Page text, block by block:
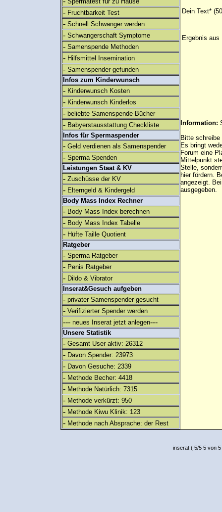
- Fruchtbarkeit Test
- Schnell Schwanger werden
- Schwangerschaft Symptome
- Samenspende Methoden
- Hilfsmittel Insemination
- Samenspender gefunden
Infos zum Kinderwunsch
- Kinderwunsch Kosten
- Kinderwunsch Kinderlos
- beliebte Samenspende Bücher
- Babyerstausstattung Checkliste
Infos für Spermaspender
- Geld verdienen als Samenspender
- Sperma Spenden
Leistungen Staat & KV
- Zuschüsse der KV
- Elterngeld & Kindergeld
Body Mass Index Rechner
- Body Mass Index berechnen
- Body Mass Index Tabelle
- Hüfte Taille Quotient
Ratgeber
- Sperma Ratgeber
- Penis Ratgeber
- Dildo & Vibrator
Inserat&Gesuch aufgeben
- privater Samenspender gesucht
- Verifizierter Spender werden
--- neues Inserat jetzt anlegen---
Unsere Statistik
- Gesamt User aktiv: 26312
- Davon Spender: 23973
- Davon Gesuche: 2339
- Methode Becher: 4418
- Methode Natürlich: 7315
- Methode verkürzt: 950
- Methode Kiwu Klinik: 123
- Methode nach Absprache: der Rest
Dein Text*
Ergebnis aus
Information:
Bitte
Es bringt
Forum eine
Mittelpunkt
Stelle,
hier fördern.
angezeigt.
ausgegeben.
inserat( 5/5 5 von 5